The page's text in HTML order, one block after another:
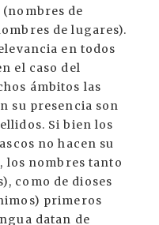
de
de lugares).
en todos
el caso del
ámbitos las
su presencia son
Si bien los
no hacen su
los nombres tanto
como de dioses
primeros
datan de